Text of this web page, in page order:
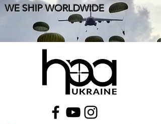
WE SHIP WORLDWIDE